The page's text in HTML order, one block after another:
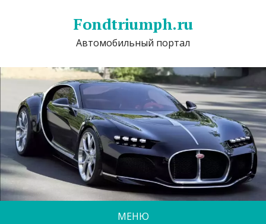
Fondtriumph.ru
Автомобильный портал
МЕНЮ